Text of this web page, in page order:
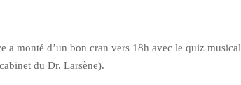
a monté d’un bon cran vers 18h avec le quiz musical
du Dr. Larsène).